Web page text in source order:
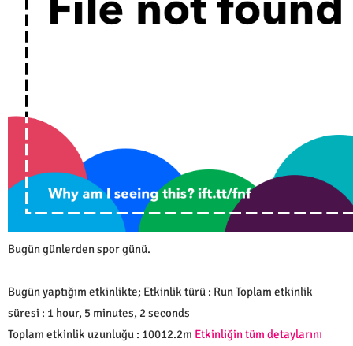
Bugün günlerden spor günü.
Bugün yaptığım etkinlikte; Etkinlik türü : Run Toplam etkinlik
süresi : 1 hour, 5 minutes, 2 seconds
Toplam etkinlik uzunluğu : 10012.2m Etkinliğin tüm detaylarını